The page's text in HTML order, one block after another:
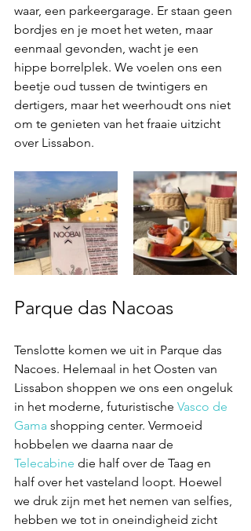
waar, een parkeergarage. Er staan geen
bordjes en je moet het weten, maar
eenmaal gevonden, wacht je een
hippe borrelplek. We voelen ons een
beetje oud tussen de twintigers en
dertigers, maar het weerhoudt ons niet
om te genieten van het fraaie uitzicht
over Lissabon.
Parque das Nacoas
Tenslotte komen we uit in Parque das
Nacoes. Helemaal in het Oosten van
Lissabon shoppen we ons een ongeluk
in het moderne, futuristische Vasco de
Gama shopping center. Vermoeid
hobbelen we daarna naar de
Telecabine die half over de Taag en
half over het vasteland loopt. Hoewel
we druk zijn met het nemen van selfies,
hebben we tot in oneindigheid zicht